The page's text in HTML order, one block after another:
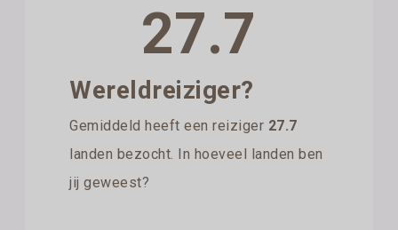
27.7
Wereldreiziger?
Gemiddeld heeft een reiziger 27.7
landen bezocht. In hoeveel landen ben
jij geweest?